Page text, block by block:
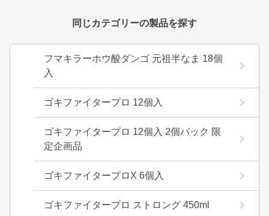
同じカテゴリーの製品を探す
フマキラーホウ酸ダンゴ 元祖半なま 18個
入
ゴキファイタープロ 12個入
ゴキファイタープロ 12個入 2個パック 限
定企画品
ゴキファイタープロX 6個入
ゴキファイタープロ ストロング 450ml